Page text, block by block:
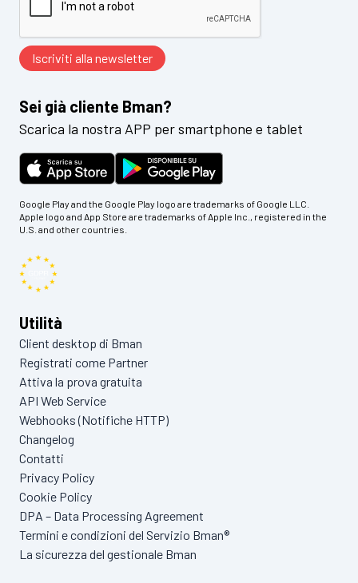
Sei già cliente Bman?
Scarica la nostra APP per smartphone e tablet
Google Play and the Google Play logo are trademarks of Google LLC.
Apple logo and App Store are trademarks of Apple Inc., registered in the
U.S. and other countries.
Utilità
Client desktop di Bman
Registrati come Partner
Attiva la prova gratuita
API Web Service
Webhooks (Notifiche HTTP)
Changelog
Contatti
Privacy Policy
Cookie Policy
DPA – Data Processing Agreement
Termini e condizioni del Servizio Bman®
La sicurezza del gestionale Bman